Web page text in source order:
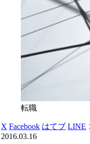
転職
X Facebook はてブ LINE
2016.03.16